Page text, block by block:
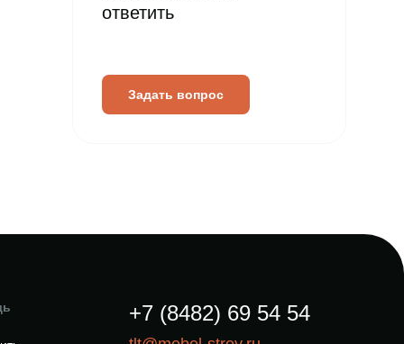
ответить
Задать вопрос
+7 (8482) 69 54 54